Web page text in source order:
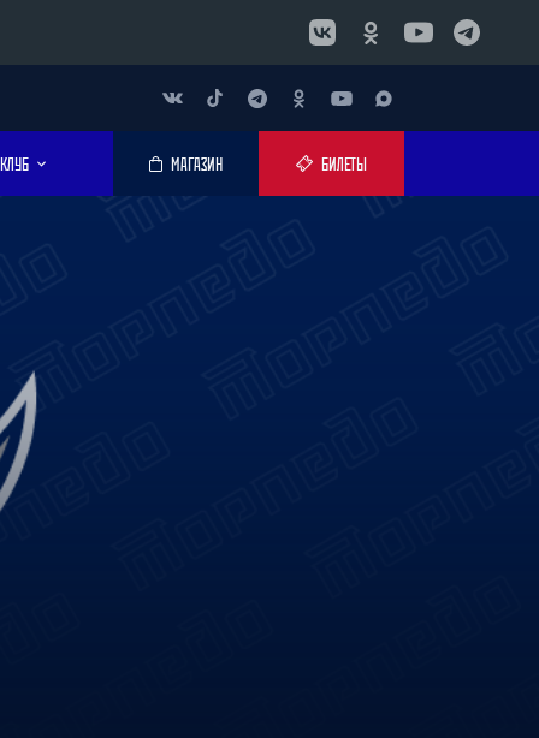
КЛУБ МАГАЗИН БИЛЕТЫ